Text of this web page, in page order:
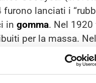
furono lanciati i
in gomma. Nel 1920
per la massa. Nel
William Stewart
alla fabbrica